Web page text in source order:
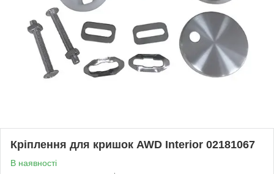
Кріплення для кришок AWD Interior 02181067
В наявності